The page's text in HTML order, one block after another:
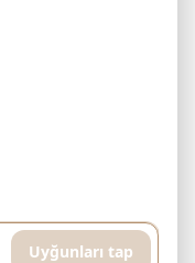
Uyğunları tap